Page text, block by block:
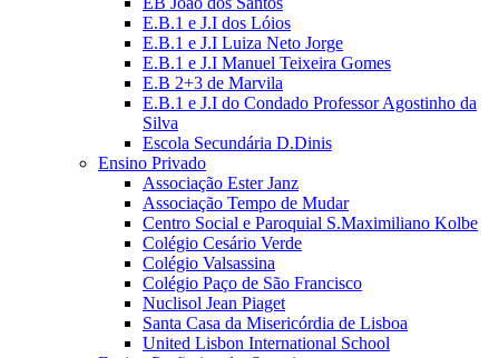
E.B.1 e J.I dos Lóios
E.B.1 e J.I Luiza Neto Jorge
E.B.1 e J.I Manuel Teixeira Gomes
E.B 2+3 de Marvila
E.B.1 e J.I do Condado Professor Agostinho da
Silva
Escola Secundária D.Dinis
Ensino Privado
Associação Ester Janz
Associação Tempo de Mudar
Centro Social e Paroquial S.Maximiliano Kolbe
Colégio Cesário Verde
Colégio Valsassina
Colégio Paço de São Francisco
Nuclisol Jean Piaget
Santa Casa da Misericórdia de Lisboa
United Lisbon International School